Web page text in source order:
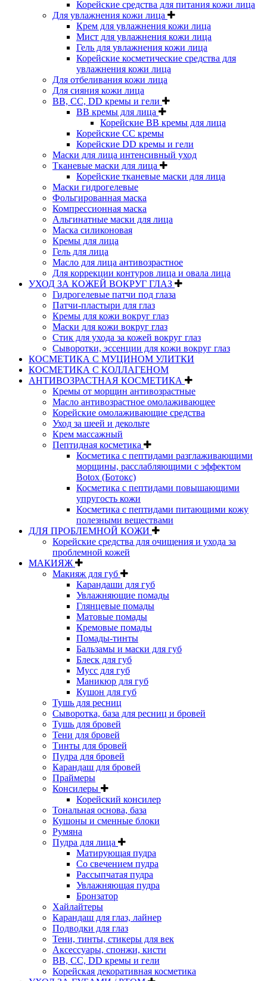
Корейские средства для питания кожи лица
Для увлажнения кожи лица
Крем для увлажнения кожи лица
Мист для увлажнения кожи лица
Гель для увлажнения кожи лица
Корейские косметические средства для
увлажнения кожи лица
Для отбеливания кожи лица
Для сияния кожи лица
BB, CC, DD кремы и гели
BB кремы для лица
Корейские BB кремы для лица
Корейские CC кремы
Корейские DD кремы и гели
Маски для лица интенсивный уход
Тканевые маски для лица
Корейские тканевые маски для лица
Маски гидрогелевые
Фольгированная маска
Компрессионная маска
Альгинатные маски для лица
Маска силиконовая
Кремы для лица
Гель для лица
Масло для лица антивозрастное
Для коррекции контуров лица и овала лица
УХОД ЗА КОЖЕЙ ВОКРУГ ГЛАЗ
Гидрогелевые патчи под глаза
Патчи-пластыри для глаз
Кремы для кожи вокруг глаз
Маски для кожи вокруг глаз
Стик для ухода за кожей вокруг глаз
Сыворотки, эссенции для кожи вокруг глаз
КОСМЕТИКА С МУЦИНОМ УЛИТКИ
КОСМЕТИКА С КОЛЛАГЕНОМ
АНТИВОЗРАСТНАЯ КОСМЕТИКА
Кремы от морщин антивозрастные
Масло антивозрастное омолаживающее
Корейские омолаживающие средства
Уход за шеей и декольте
Крем массажный
Пептидная косметика
Косметика с пептидами разглаживающими
морщины, расслабляющими с эффектом
Botox (Ботокс)
Косметика с пептидами повышающими
упругость кожи
Косметика с пептидами питающими кожу
полезными веществами
ДЛЯ ПРОБЛЕМНОЙ КОЖИ
Корейские средства для очищения и ухода за
проблемной кожей
МАКИЯЖ
Макияж для губ
Карандаши для губ
Увлажняющие помады
Глянцевые помады
Матовые помады
Кремовые помады
Помады-тинты
Бальзамы и маски для губ
Блеск для губ
Мусс для губ
Маникюр для губ
Кушон для губ
Тушь для ресниц
Сыворотка, база для ресниц и бровей
Тушь для бровей
Тени для бровей
Тинты для бровей
Пудра для бровей
Карандаш для бровей
Праймеры
Консилеры
Корейский консилер
Тональная основа, база
Кушоны и сменные блоки
Румяна
Пудра для лица
Матирующая пудра
Со свечением пудра
Рассыпчатая пудра
Увлажняющая пудра
Бронзатор
Хайлайтеры
Карандаш для глаз, лайнер
Подводки для глаз
Тени, тинты, стикеры для век
Аксессуары, спонжи, кисти
BB, CC, DD кремы и гели
Корейская декоративная косметика